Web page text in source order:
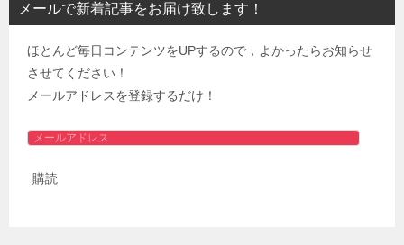
メールで新着記事をお届け致します！
ほとんど毎日コンテンツをUPするので，よかったらお知らせ
させてください！
メールアドレスを登録するだけ！
メ
ル
購読